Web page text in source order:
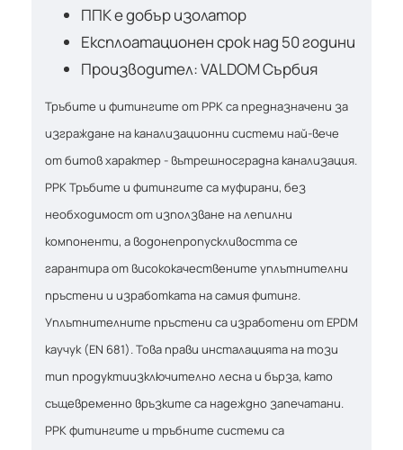
ППК е добър изолатор
Експлоатационен срок над 50 години
Производител: VALDOM Сърбия
Тръбите и фитингите от PPK са предназначени за
изграждане на канализационни системи най-вече
от битов характер - вътрешносградна канализация.
PPK Тръбите и фитингите са муфирани, без
необходимост от използване на лепилни
компоненти, а водонепропускливостта се
гарантира от висококачествените уплътнителни
пръстени и изработката на самия фитинг.
Уплътнителните пръстени са изработени от EPDM
каучук (EN 681). Това прави инсталацията на този
тип продуктиизключително лесна и бърза, като
същевременно връзките са надеждно запечатани.
PPK фитингите и тръбните системи са